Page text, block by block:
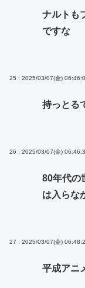
ナルトも
ですな
25 : 2025/03/07(金)
持っとる
26 : 2025/03/07(金)
80年代の
は入らな
27 : 2025/03/07(金)
平成アニ